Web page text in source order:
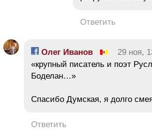
Ответить
Олег Иванов 29 ноя,
«крупный писатель и поэт
Боделан…»
Спасибо Думская, я долго
Ответить